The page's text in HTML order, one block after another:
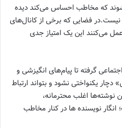
که مخاطب احساس می‌کند دیده
فضایی که برخی از کانال‌های
می‌کنند این یک امتیاز جدی
گرفته تا پیام‌های انگیزشی و
یکنواختی نشود و بتواند ارتباط
اغلب محترمانه،
انگار نویسنده ها در کنار مخاطب